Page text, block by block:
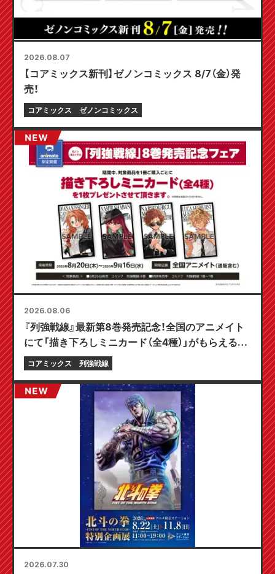
2026.08.07
【コアミックス新刊】ゼノンコミックス 8/7（金）発
売！
コアミックス ゼノンコミックス
2026.08.06
『列強戦線』最新第8巻発売記念！全国のアニメイト
にて「描き下ろしミニカード（全4種）」がもらえる限
定フェアが8月20日より開催決定！
コアミックス 列強戦線
2026.07.30